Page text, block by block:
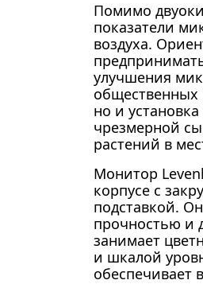
Помимо
показатели
воздуха.
улучшения
общественных
но и
чрезмерной
растений в
Монитор
корпусе с
подставкой.
прочностью и
занимает
и шкалой
обеспечивает